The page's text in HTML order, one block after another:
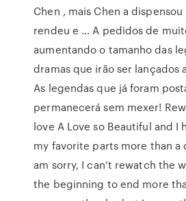
Chen , mais Chen a dispensou
rendeu e … A pedidos de
aumentando o tamanho das
dramas que irão ser lançados
As legendas que já foram
permanecerá sem mexer!
love A Love so Beautiful and I
my favorite parts more than a
am sorry, I can’t rewatch the
the beginning to end more